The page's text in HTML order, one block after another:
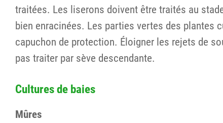
traitées. Les liserons doivent être traités au
bien enracinées. Les parties vertes des plantes
capuchon de protection. Éloigner les rejets de
pas traiter par sève descendante.
Cultures de baies
Mûres